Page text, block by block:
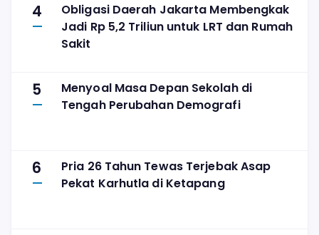
4
Obligasi Daerah Jakarta Membengkak
Jadi Rp 5,2 Triliun untuk LRT dan Rumah
Sakit
5
Menyoal Masa Depan Sekolah di
Tengah Perubahan Demografi
6
Pria 26 Tahun Tewas Terjebak Asap
Pekat Karhutla di Ketapang